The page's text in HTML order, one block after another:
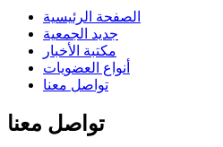
الصفحة الرئيسية
جديد الجمعية
مكتبة الأخبار
أنواع العضويات
تواصل معنا
تواصل معنا